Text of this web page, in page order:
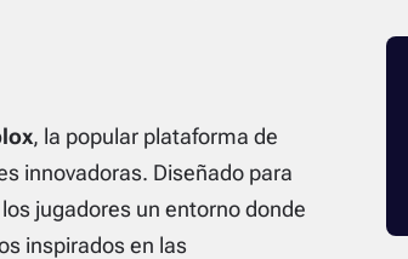
, la popular plataforma de
innovadoras. Diseñado para
jugadores un entorno donde
inspirados en las